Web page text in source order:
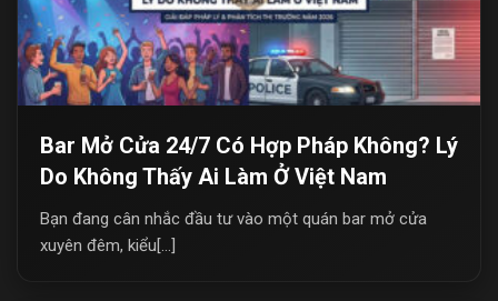
Bar Mở Cửa 24/7 Có Hợp Pháp Không? Lý
Do Không Thấy Ai Làm Ở Việt Nam
Bạn đang cân nhắc đầu tư vào một quán bar mở cửa
xuyên đêm, kiểu[...]